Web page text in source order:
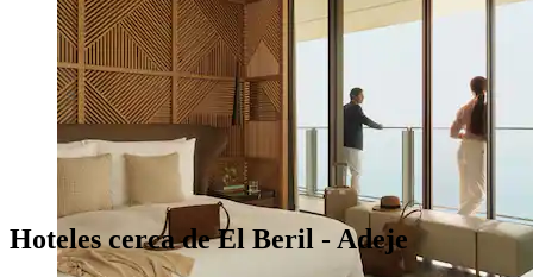
Hoteles cerca de El Beril - Adeje